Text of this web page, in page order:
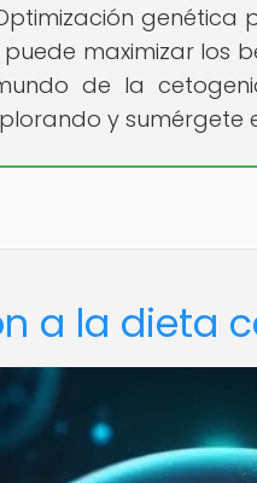
maximizar los
de la
y
a la dieta